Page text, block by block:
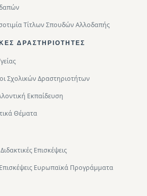
Τίτλων Σπουδών Αλλοδαπής
ΔΡΑΣΤΗΡΙΌΤΗΤΕΣ
Σχολικών Δραστηριοτήτων
Eκπαίδευση
Θέματα
Επισκέψεις
Ευρωπαϊκά Προγράμματα